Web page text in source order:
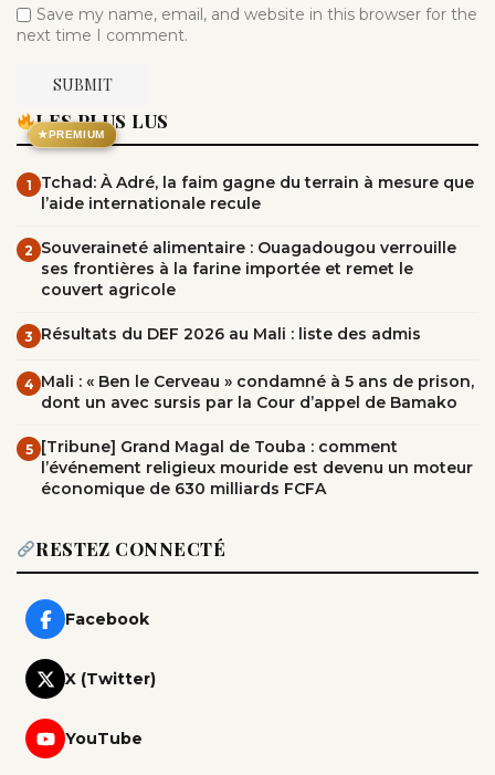
Save my name, email, and website in this browser for the
next time I comment.
★PREMIUM
LES PLUS LUS
1
Tchad: À Adré, la faim gagne du terrain à mesure que
l’aide internationale recule
2 Souveraineté alimentaire : Ouagadougou verrouille
ses frontières à la farine importée et remet le
couvert agricole
3 Résultats du DEF 2026 au Mali : liste des admis
4 Mali : « Ben le Cerveau » condamné à 5 ans de prison,
dont un avec sursis par la Cour d’appel de Bamako
5
[Tribune] Grand Magal de Touba : comment
l’événement religieux mouride est devenu un moteur
économique de 630 milliards FCFA
RESTEZ CONNECTÉ
Facebook
X (Twitter)
YouTube